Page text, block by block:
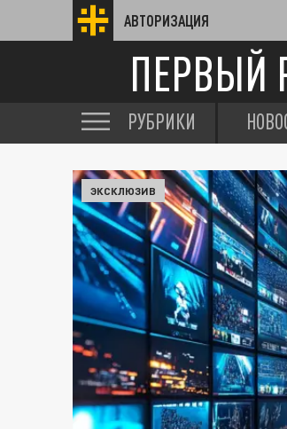
АВТОРИЗАЦИЯ
ПЕРВЫЙ
РУБРИКИ
ЭКСКЛЮЗИВ